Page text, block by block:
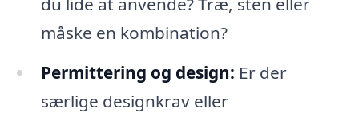
måske en kombination?
Permittering og design: Er der
særlige designkrav eller